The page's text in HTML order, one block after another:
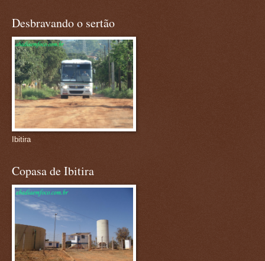
Desbravando o sertão
Ibitira
Copasa de Ibitira